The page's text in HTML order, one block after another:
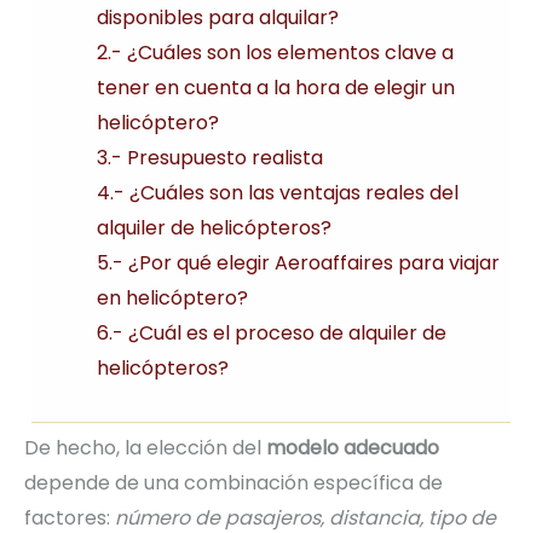
disponibles para alquilar?
2.- ¿Cuáles son los elementos clave a
tener en cuenta a la hora de elegir un
helicóptero?
3.- Presupuesto realista
4.- ¿Cuáles son las ventajas reales del
alquiler de helicópteros?
5.- ¿Por qué elegir Aeroaffaires para viajar
en helicóptero?
6.- ¿Cuál es el proceso de alquiler de
helicópteros?
De hecho, la elección del modelo adecuado
depende de una combinación específica de
factores: número de pasajeros, distancia, tipo de